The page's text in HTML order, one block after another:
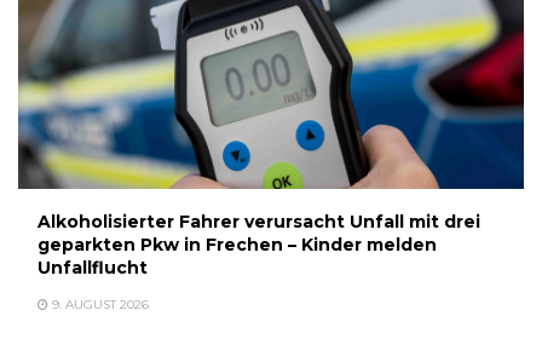
Alkoholisierter Fahrer verursacht Unfall mit drei
geparkten Pkw in Frechen – Kinder melden
Unfallflucht
9. AUGUST 2026